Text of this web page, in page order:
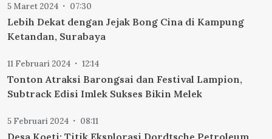
5 Maret 2024 07:30
Lebih Dekat dengan Jejak Bong Cina di Kampung
Ketandan, Surabaya
11 Februari 2024 12:14
Tonton Atraksi Barongsai dan Festival Lampion,
Subtrack Edisi Imlek Sukses Bikin Melek
5 Februari 2024 08:11
Desa Koeti: Titik Eksplorasi Dordtsche Petroleum